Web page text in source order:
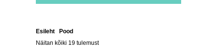
Esileht Pood
Näitan kõiki 19 tulemust